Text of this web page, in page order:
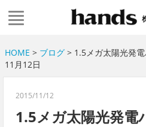
HOME > ブログ> 1.5メガ太陽光発
11月12日
2015/11/12
1.5メガ太陽光発電